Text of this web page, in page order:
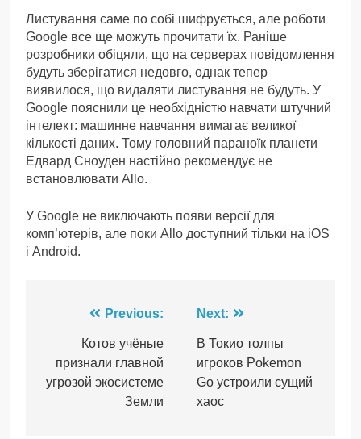
Листування саме по собі шифрується, але роботи
Google все ще можуть прочитати їх. Раніше
розробники обіцяли, що на серверах повідомлення
будуть зберігатися недовго, однак тепер
виявилося, що видаляти листування не будуть. У
Google пояснили це необхідністю навчати штучний
інтелект: машинне навчання вимагає великої
кількості даних. Тому головний параноїк планети
Едвард Сноуден настійно рекомендує не
встановлювати Allo.
У Google не виключають появи версії для
комп’ютерів, але поки Allo доступний тільки на iOS
і Android.
Навігація
записів
Previous:
Котов учёные
признали главной
угрозой экосистеме
Земли
Next:
В Токио толпы
игроков Pokemon
Go устроили сущий
хаос